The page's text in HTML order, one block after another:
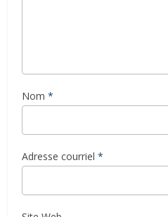
Nom *
Adresse courriel *